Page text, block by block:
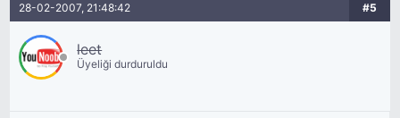
28-02-2007, 21:48:42 #5
leet
Üyeliği durduruldu